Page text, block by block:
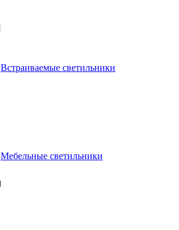
Встраиваемые светильники
Мебельные светильники